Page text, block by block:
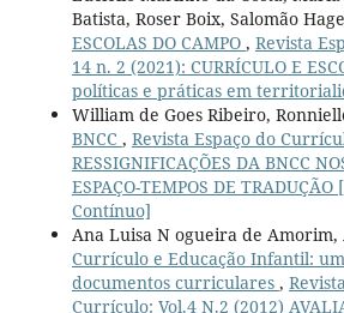
Batista, Roser Boix, Salomão
ESCOLAS DO CAMPO , Revista
14 n. 2 (2021): CURRÍCULO E
políticas e práticas em
William de Goes Ribeiro,
BNCC , Revista Espaço do
RESSIGNIFICAÇÕES DA BNCC
ESPAÇO-TEMPOS DE
Contínuo]
Ana Luisa N ogueira de Amorim,
Currículo e Educação Infantil:
documentos curriculares ,
Currículo: Vol.4 N.2 (2012)